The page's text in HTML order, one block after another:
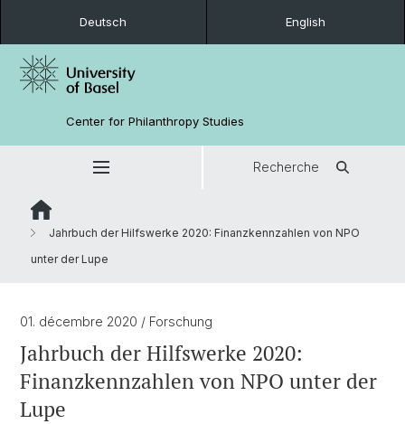
Deutsch English
Center for Philanthropy Studies
Recherche
Jahrbuch der Hilfswerke 2020: Finanzkennzahlen von NPO
unter der Lupe
01. décembre 2020 / Forschung
Jahrbuch der Hilfswerke 2020:
Finanzkennzahlen von NPO unter der
Lupe